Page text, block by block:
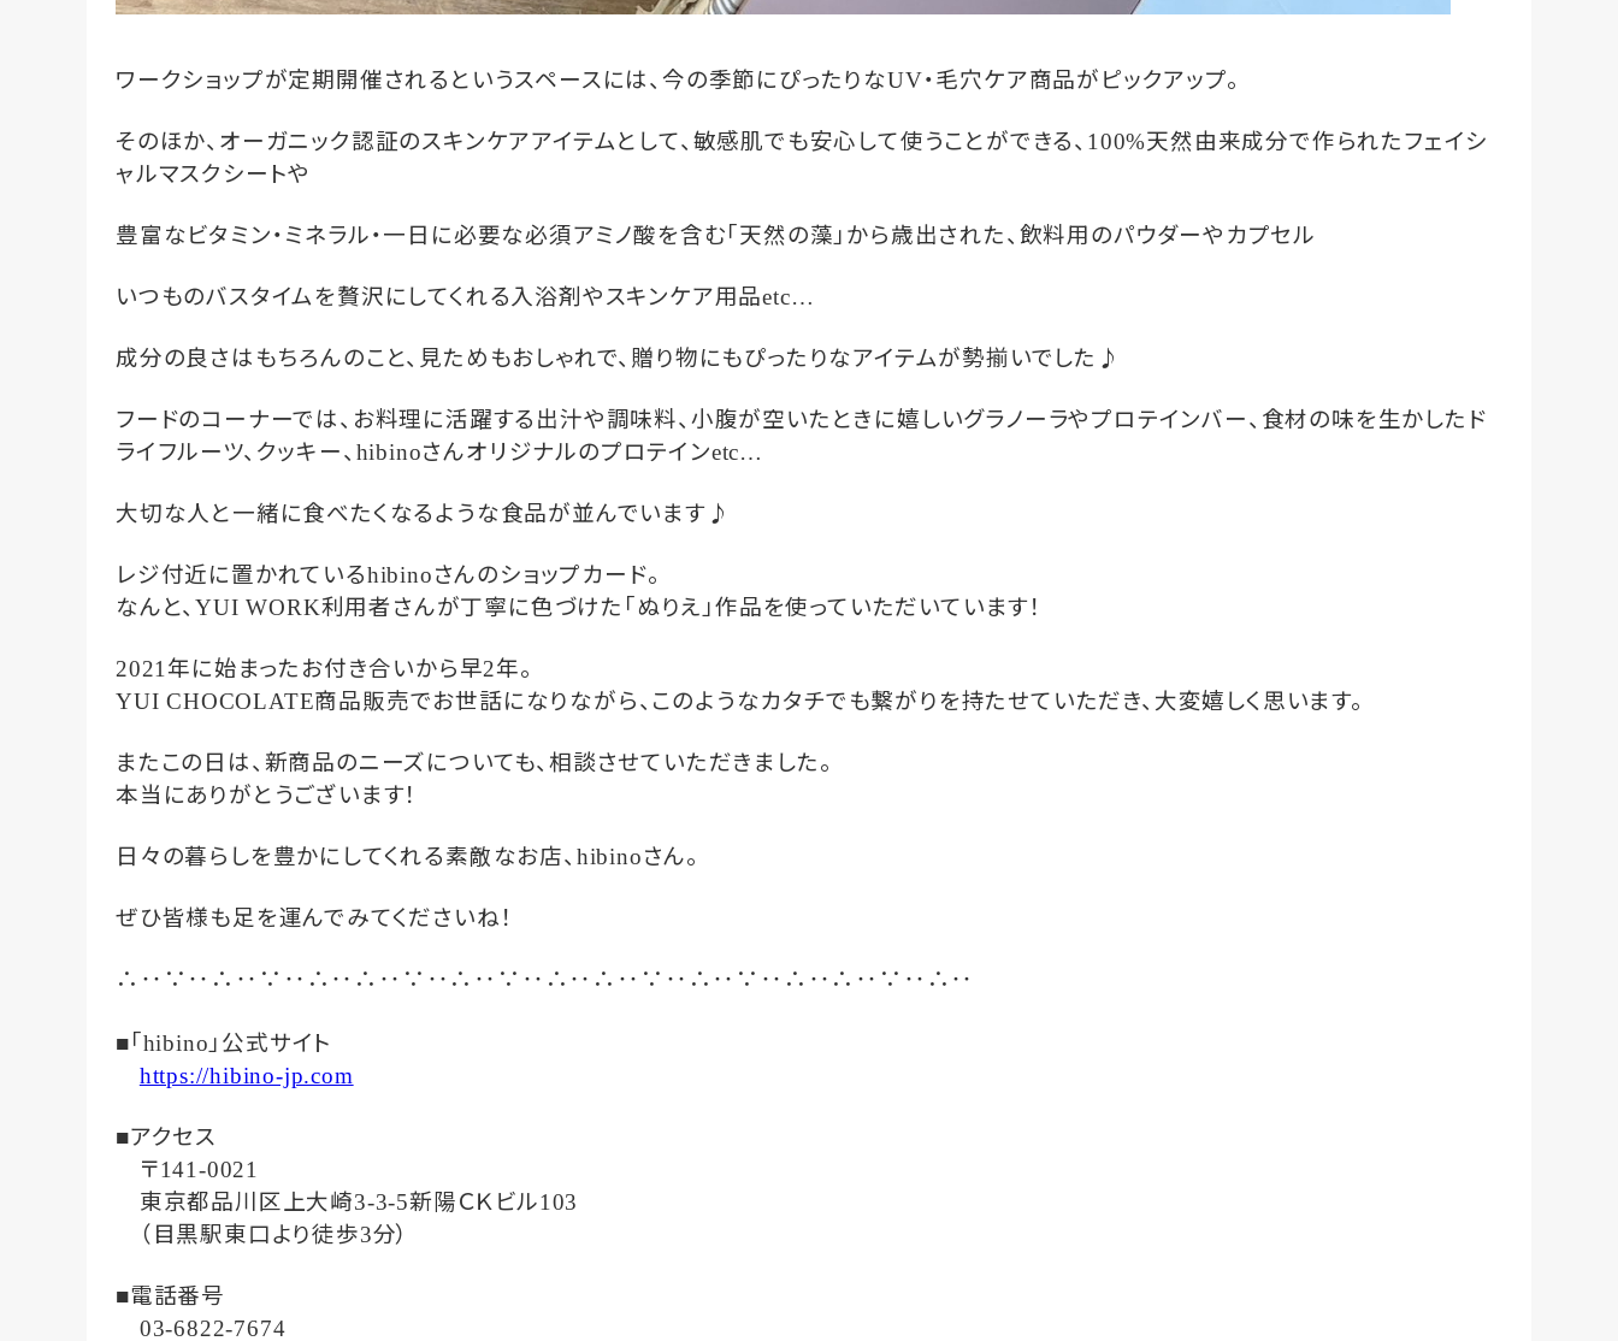
ワークショップが定期開催されるというスペースには、今の季節にぴったりなUV・毛穴ケア商品がピックアップ。
そのほか、オーガニック認証のスキンケアアイテムとして、敏感肌でも安心して使うことができる、 100%天然由来成分で作られたフェイシ
ャルマスクシートや
豊富なビタミン・ミネラル・一日に必要な必須アミノ酸を含む「天然の藻」から歳出された、飲料用のパウダーやカプセル
いつものバスタイムを贅沢にしてくれる入浴剤やスキンケア用品etc…
成分の良さはもちろんのこと、見ためもおしゃれで、贈り物にもぴったりなアイテムが勢揃いでした♪
フードのコーナーでは、お料理に活躍する出汁や調味料、小腹が空いたときに嬉しいグラノーラやプロテインバー、食材の味を生かしたド
ライフルーツ、クッキー、 hibinoさんオリジナルのプロテインetc…
大切な人と一緒に食べたくなるような食品が並んでいます♪
レジ付近に置かれているhibinoさんのショップカード。
なんと、YUI WORK利用者さんが丁寧に色づけた「ぬりえ」作品を使っていただいています！
2021 年に始まったお付き合いから早2年。
YUI CHOCOLATE商品販売でお世話になりながら、このようなカタチでも繋がりを持たせていただき、大変嬉しく思います。
またこの日は、新商品のニーズについても、相談させていただきました。
本当にありがとうございます！
日々の暮らしを豊かにしてくれる素敵なお店、 hibinoさん。
ぜひ皆様も足を運んでみてくださいね！
∴ ‥ ∵ ‥ ∴ ‥ ∵ ‥ ∴ ‥ ∴ ‥ ∵ ‥ ∴ ‥ ∵ ‥ ∴ ‥ ∴ ‥ ∵ ‥ ∴ ‥ ∵ ‥ ∴ ‥ ∴ ‥ ∵ ‥ ∴ ‥
■「hibino」公式サイト
https://hibino-jp.com
■アクセス
〒141-0021
東京都品川区上大崎3-3-5新陽ＣＫビル103
（目黒駅東口より徒歩3分）
■電話番号
03-6822-7674